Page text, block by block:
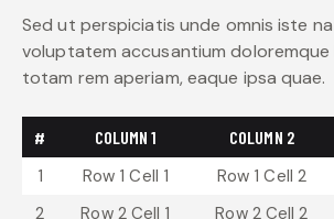
Sed ut perspiciatis unde omnis iste
voluptatem accusantium doloremque
totam rem aperiam, eaque ipsa quae.
# COLUMN 1 COLUMN 2
1 Row 1 Cell 1 Row 1 Cell 2
2
Row 2 Cell 1 Row 2 Cell 2